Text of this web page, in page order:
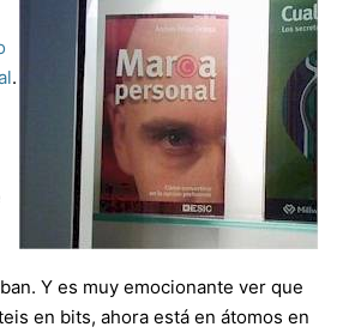
.
Y es muy emocionante ver que
en bits, ahora está en átomos en